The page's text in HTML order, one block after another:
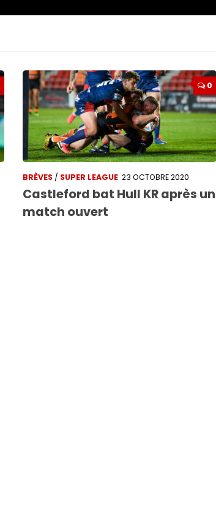
0
BRÈVES / SUPER LEAGUE 23 OCTOBRE 2020
Castleford bat Hull KR après un
match ouvert